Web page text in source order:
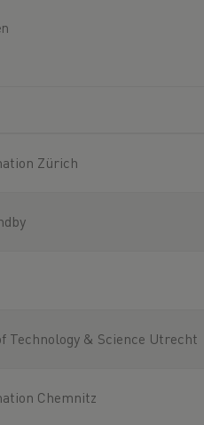
Zürich
Technology & Science Utrecht
Chemnitz